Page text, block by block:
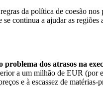
da política de coesão
se continua a ajudar as
dos atrasos na
a um milhão de EUR (por
e à escassez de matérias-